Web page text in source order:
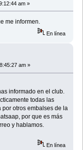
am »
me informen.
En línea
am »
informado en el club.
todas las
otros embalses de la
por que es más
y hablamos.
En línea